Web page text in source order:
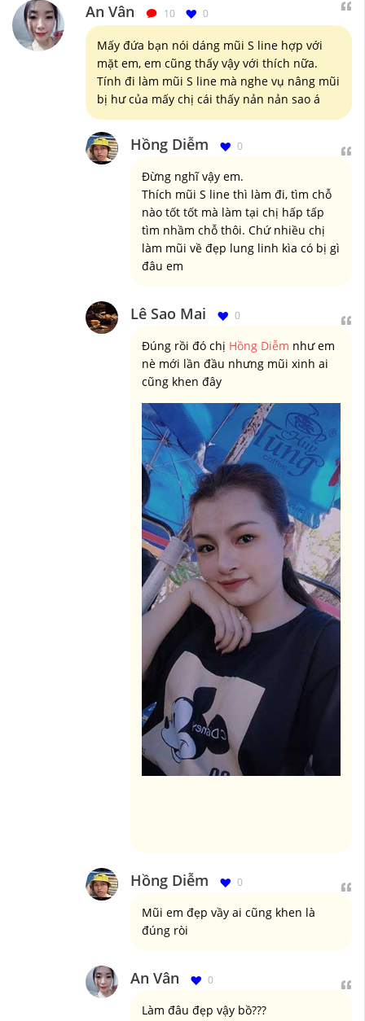
An Vân 10 0
Mấy đứa bạn nói dáng mũi S line hợp với
mặt em, em cũng thấy vậy với thích nữa.
Tính đi làm mũi S line mà nghe vụ nâng mũi
bị hư của mấy chị cái thấy nản nản sao á
Hồng Diễm 0
Đừng nghĩ vậy em.
Thích mũi S line thì làm đi, tìm chỗ
nào tốt tốt mà làm tại chị hấp tấp
tìm nhầm chỗ thôi. Chứ nhiều chị
làm mũi về đẹp lung linh kìa có bị gì
đâu em
Lê Sao Mai 0
Đúng rồi đó chị Hồng Diễm như em
nè mới lần đầu nhưng mũi xinh ai
cũng khen đây
Hồng Diễm 0
Mũi em đẹp vầy ai cũng khen là
đúng ròi
An Vân 0
Làm đâu đẹp vậy bồ???